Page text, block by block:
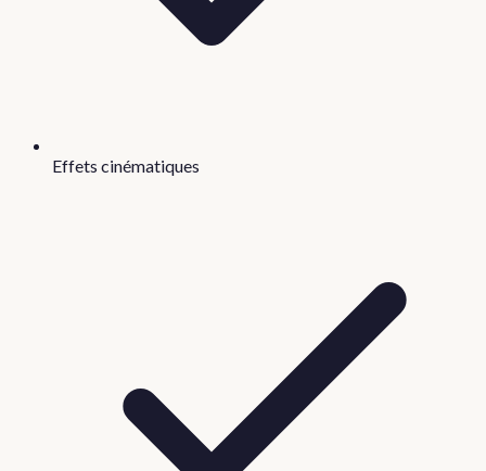
Effets cinématiques